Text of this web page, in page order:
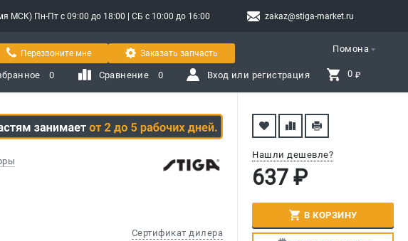
МСК) Пн-Пт с 09:00 до 18:00 | СБ с 10:00 до 16:00 zakaz@stiga-market.ru
Помона
Перезвоните мне Заказать запчасть
0 Сравнение 0 Вход или регистрация 0 ₽
Сертификат дилера
Нашли дешевле?
637 ₽
В КОРЗИНУ